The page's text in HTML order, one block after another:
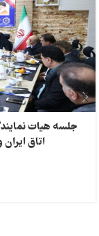
جلسه هیات
اتاق ایران